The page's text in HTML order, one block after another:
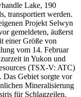
Lake, 190
transportiert werden.
Projekt Selwyn
gemeldeten, äußerst
einer Größe von
vom 14. Februar
in Yukon und
(TSX-V: ATC)
Das Gebiet sorgte vor
Mineralisierung
für Schlagzeilen.